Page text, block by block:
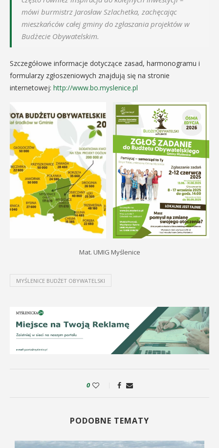
mówi burmistrz Jarosław Szlachetka, zachęcając
mieszkańców całej gminy do zgłaszania projektów w
Budżecie Obywatelskim.
Szczegółowe informacje dotyczące zasad, harmonogramu i
formularzy zgłoszeniowych znajdują się na stronie
internetowej: http://www.bo.myslenice.pl
Mat. UMIG Myślenice
MYŚLENICE BUDŻET OBYWATELSKI
0
PODOBNE TEMATY